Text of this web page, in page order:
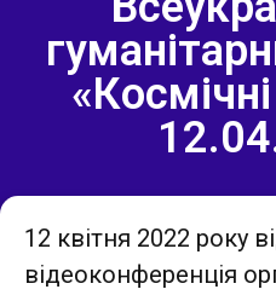
12 квітня 2022 року
відеоконференція